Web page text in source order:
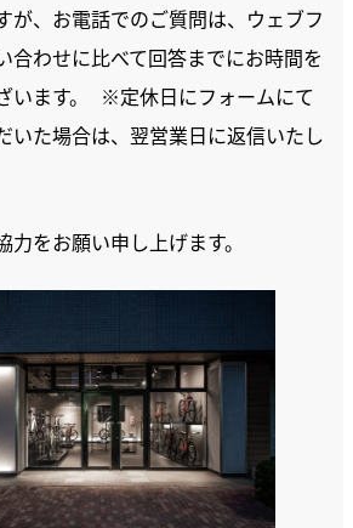
、お電話でのご質問は、ウェブフ
合わせに比べて回答までにお時間を
います。 ※定休日にフォームにて
いた場合は、翌営業日に返信いたし
をお願い申し上げます。